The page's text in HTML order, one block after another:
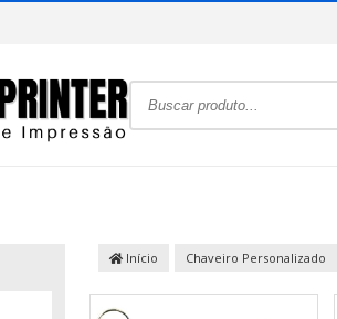
Início Chaveiro Personalizado